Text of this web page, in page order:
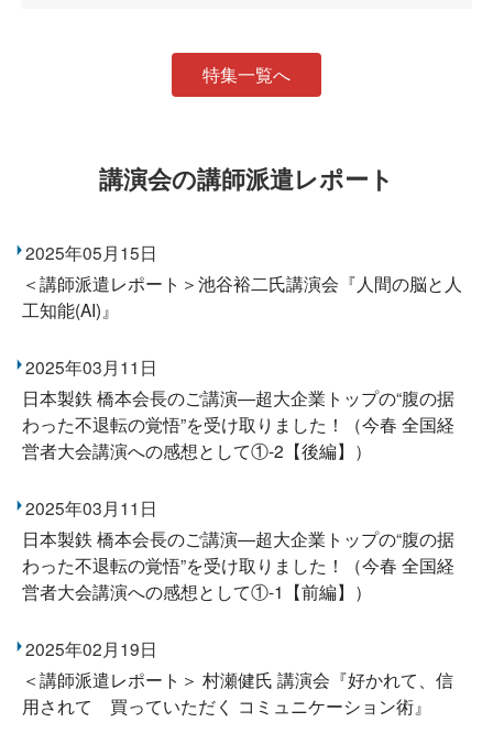
特集一覧へ
講演会の講師派遣レポート
2025年05月15日
＜講師派遣レポート＞池谷裕二氏講演会『人間の脳と人
工知能(AI)』
2025年03月11日
日本製鉄 橋本会長のご講演―超大企業トップの“腹の据
わった不退転の覚悟”を受け取りました！（今春 全国経
営者大会講演への感想として①-2【後編】）
2025年03月11日
日本製鉄 橋本会長のご講演―超大企業トップの“腹の据
わった不退転の覚悟”を受け取りました！（今春 全国経
営者大会講演への感想として①-1【前編】）
2025年02月19日
＜講師派遣レポート＞ 村瀬健氏 講演会『好かれて、信
用されて 買っていただく コミュニケーション術』